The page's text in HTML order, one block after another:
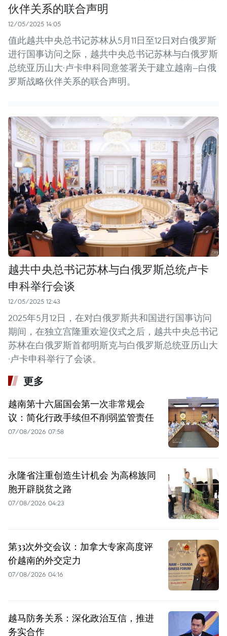
伙伴关系的联合声明
12/05/2025 14:05
值此越共中央总书记苏林从5月11日至12日对白俄罗斯
进行国事访问之际，越共中央总书记苏林与白俄罗斯
总统亚历山大·卢卡申科同意签署关于建立越南—白俄
罗斯战略伙伴关系的联合声明。
越共中央总书记苏林与白俄罗斯总统卢卡
申科举行会谈
12/05/2025 12:43
2025年5月12日，在对白俄罗斯共和国进行国事访问
期间，在独立宫隆重欢迎仪式之后，越共中央总书记
苏林在白俄罗斯首都明斯克与白俄罗斯总统亚历山大
·卢卡申科举行了会谈。
更多
越南第十六届国会第一次非常规会
议：简化行政手续但不削弱监管责任
07/08/2026 07:58
永隆省注重创造生计机会 为高棉族同
胞开辟脱贫之路
07/08/2026 04:23
第33次外交会议：加拿大专家高度评
价越南的外交定力
07/08/2026 04:16
越马防务关系：深化政治互信，推进
务实合作